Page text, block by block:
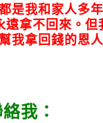
是我和家人多
遠拿不回來。但
我拿回錢的恩人
我：